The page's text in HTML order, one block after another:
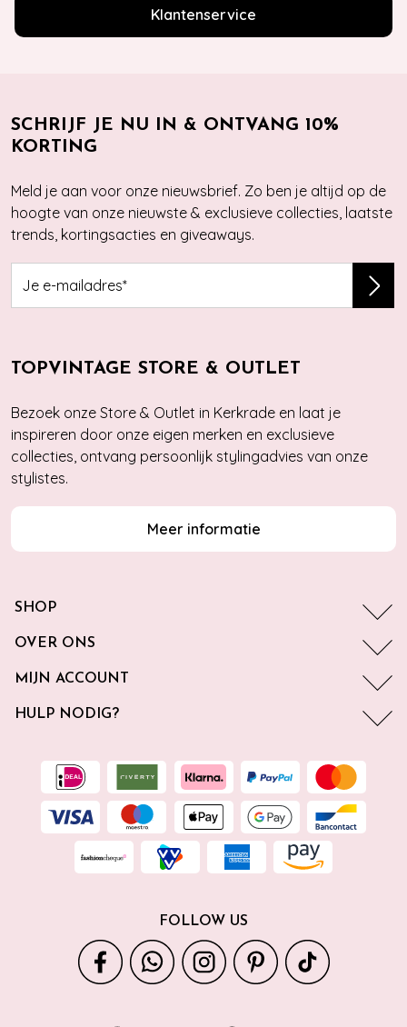
Klantenservice
SCHRIJF JE NU IN & ONTVANG 10%
KORTING
Meld je aan voor onze nieuwsbrief. Zo ben je altijd op de
hoogte van onze nieuwste & exclusieve collecties, laatste
trends, kortingsacties en giveaways.
TOPVINTAGE STORE & OUTLET
Bezoek onze Store & Outlet in Kerkrade en laat je
inspireren door onze eigen merken en exclusieve
collecties, ontvang persoonlijk stylingadvies van onze
stylistes.
Meer informatie
SHOP
OVER ONS
MIJN ACCOUNT
HULP NODIG?
FOLLOW US